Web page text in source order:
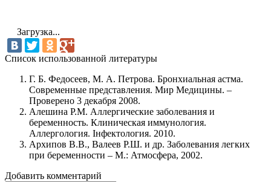
Загрузка...
Cписок использованной литературы
Г. Б. Федосеев, М. А. Петрова. Бронхиальная астма.
Современные представления. Мир Медицины. –
Проверено 3 декабря 2008.
Алешина Р.М. Аллергические заболевания и
беременность. Клиническая иммунология.
Аллергология. Інфектология. 2010.
Архипов В.В., Валеев Р.Ш. и др. Заболевания легких
при беременности – М.: Атмосфера, 2002.
Добавить комментарий